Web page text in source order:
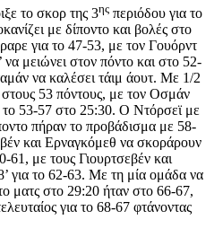
το σκορ της 3ης περιόδου για το
με δίποντο και βολές στο
για το 47-53, με τον Γουόρντ
να μειώνει στον πόντο και στο 52-
να καλέσει τάιμ άουτ. Με 1/2
53 πόντους, με τον Οσμάν
το 53-57 στο 25:30. Ο Ντόρσεϊ με
πήραν το προβάδισμα με 58-
και Ερναγκόμεθ να σκοράρουν
με τους Γιουρτσεβέν και
για το 62-63. Με τη μία ομάδα να
ματς στο 29:20 ήταν στο 66-67,
για το 68-67 φτάνοντας